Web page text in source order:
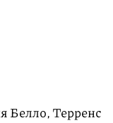
Белло, Терренс